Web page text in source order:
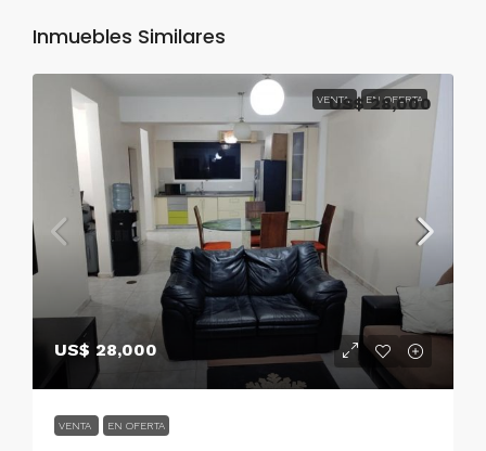
Inmuebles Similares
VENTA EN OFERTA
US$ 28,000
VENTA EN OFERTA
US$ 28,000